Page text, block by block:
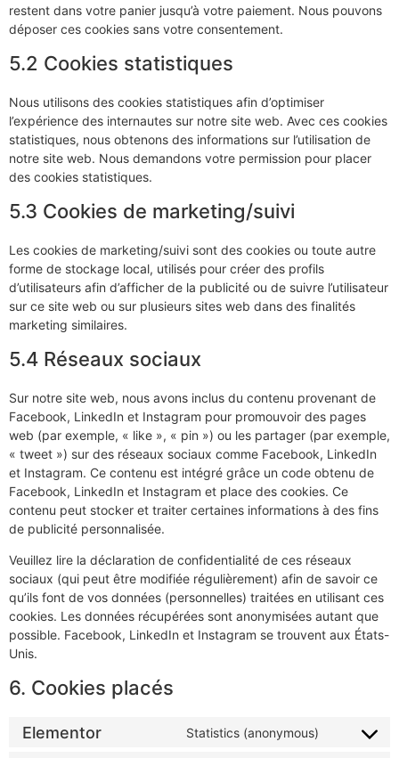
restent dans votre panier jusqu’à votre paiement. Nous pouvons
déposer ces cookies sans votre consentement.
5.2 Cookies statistiques
Nous utilisons des cookies statistiques afin d’optimiser
l’expérience des internautes sur notre site web. Avec ces cookies
statistiques, nous obtenons des informations sur l’utilisation de
notre site web. Nous demandons votre permission pour placer
des cookies statistiques.
5.3 Cookies de marketing/suivi
Les cookies de marketing/suivi sont des cookies ou toute autre
forme de stockage local, utilisés pour créer des profils
d’utilisateurs afin d’afficher de la publicité ou de suivre l’utilisateur
sur ce site web ou sur plusieurs sites web dans des finalités
marketing similaires.
5.4 Réseaux sociaux
Sur notre site web, nous avons inclus du contenu provenant de
Facebook, LinkedIn et Instagram pour promouvoir des pages
web (par exemple, « like », « pin ») ou les partager (par exemple,
« tweet ») sur des réseaux sociaux comme Facebook, LinkedIn
et Instagram. Ce contenu est intégré grâce un code obtenu de
Facebook, LinkedIn et Instagram et place des cookies. Ce
contenu peut stocker et traiter certaines informations à des fins
de publicité personnalisée.
Veuillez lire la déclaration de confidentialité de ces réseaux
sociaux (qui peut être modifiée régulièrement) afin de savoir ce
qu’ils font de vos données (personnelles) traitées en utilisant ces
cookies. Les données récupérées sont anonymisées autant que
possible. Facebook, LinkedIn et Instagram se trouvent aux États-
Unis.
6. Cookies placés
Elementor Statistics (anonymous)